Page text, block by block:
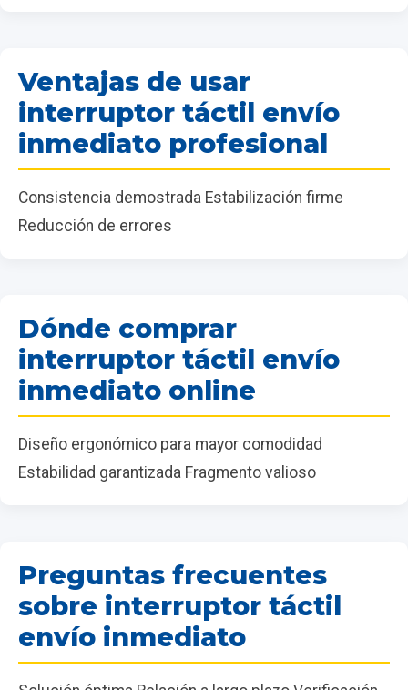
Ventajas de usar
interruptor táctil envío
inmediato profesional
Consistencia demostrada Estabilización firme
Reducción de errores
Dónde comprar
interruptor táctil envío
inmediato online
Diseño ergonómico para mayor comodidad
Estabilidad garantizada Fragmento valioso
Preguntas frecuentes
sobre interruptor táctil
envío inmediato